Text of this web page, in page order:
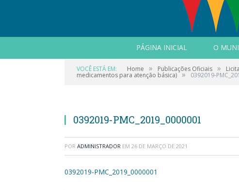
PÁGINA INICIAL O
VOCÊ ESTÁ EM: Home » Publicações Oficiais »
medicamentos para atenção básica) » 0392019-
0392019-PMC_2019_0000001
POR ADMINISTRADOR EM 26 DE MARÇO DE 2021
0392019-PMC_2019_0000001